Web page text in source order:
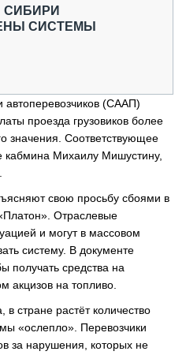
СИБИРИ
СИСТЕМЫ
(СААП)
проезда грузовиков более
значения. Соответствующее
кабмина Михаилу Мишустину,
свою просьбу сбоями в
Отраслевые
и могут в массовом
систему. В документе
получать средства на
акцизов на топливо.
в стране растёт количество
«ослепло». Перевозчики
за нарушения, которых не